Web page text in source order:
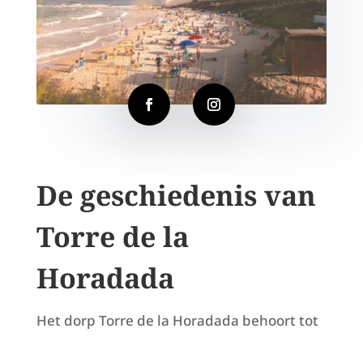
De geschiedenis van
Torre de la
Horadada
Het dorp Torre de la Horadada behoort tot